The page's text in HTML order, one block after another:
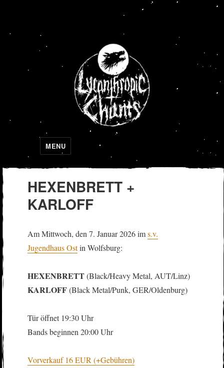
Lycanthropic Chants
MENU
HEXENBRETT +
KARLOFF
Am Mittwoch, den 7. Januar 2026 ims.v.
Jugendhaus Ostin Wolfsburg:
HEXENBRETT(Black/Heavy Metal, AUT/Linz)
KARLOFF(Black Metal/Punk, GER/Oldenburg)
Tür öffnet 19:30 Uhr
Bands beginnen 20:00 Uhr
Vorverkauf 16 EUR (+Gebühren)